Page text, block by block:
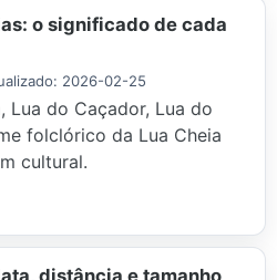
o significado de cada
2026-02-25
Lua do Caçador, Lua do
folclórico da Lua Cheia
cultural.
distância e tamanho